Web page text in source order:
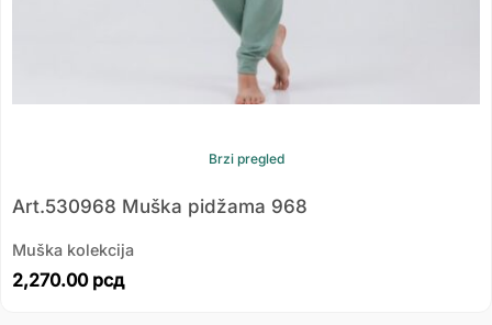
Brzi pregled
Art.530968 Muška pidžama 968
Muška kolekcija
2,270.00 рсд